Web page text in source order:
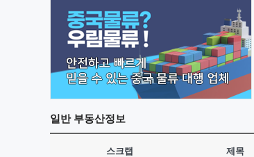
일반부동산정보
스크랩 제목